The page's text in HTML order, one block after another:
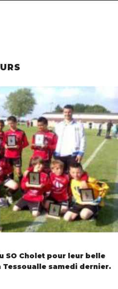
SO Cholet pour leur belle
samedi dernier.